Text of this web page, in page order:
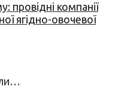
провідні компанії
ягідно-овочевої